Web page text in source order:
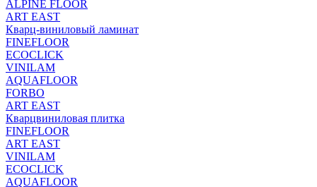
ALPINE FLOOR
ART EAST
Кварц-виниловый ламинат
FINEFLOOR
ECOCLICK
VINILAM
AQUAFLOOR
FORBO
ART EAST
Кварцвиниловая плитка
FINEFLOOR
ART EAST
VINILAM
ECOCLICK
AQUAFLOOR